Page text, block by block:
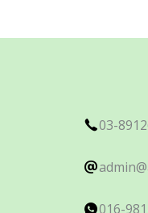
03-
016-